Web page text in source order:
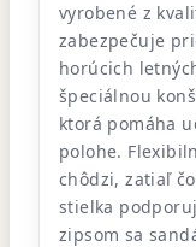
vyrobené z
zabezpečuje
horúcich
špeciálnou
ktorá pomáha
polohe.
chôdzi, zatiaľ
stielka
zipsom sa